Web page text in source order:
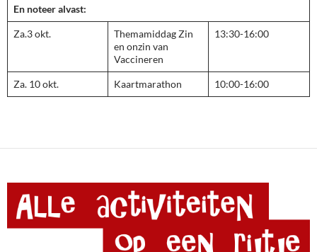
En noteer alvast:
Za.3 okt.
Themamiddag Zin
en onzin van
Vaccineren
13:30-16:00
Za. 10 okt. Kaartmarathon 10:00-16:00